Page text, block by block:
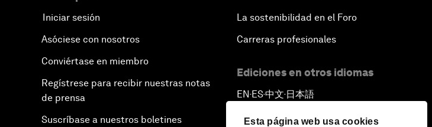
Esta página web usa cookies
Iniciar sesión
Asóciese con nosotros
Conviértase en miembro
Regístrese para recibir nuestras notas
de prensa
Suscríbase a nuestros boletines
La sostenibilidad en el Foro
Carreras profesionales
Ediciones en otros idiomas
EN ▪ ES▪中文▪ 日本語